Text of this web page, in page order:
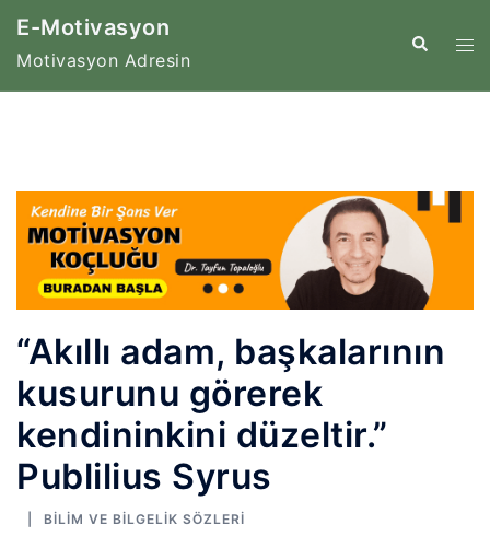
İçeriğe
E-Motivasyon
Motivasyon Adresin
Search
“Akıllı adam, başkalarının
kusurunu görerek
kendininkini düzeltir.”
Publilius Syrus
BILIM VE BILGELIK SÖZLERI